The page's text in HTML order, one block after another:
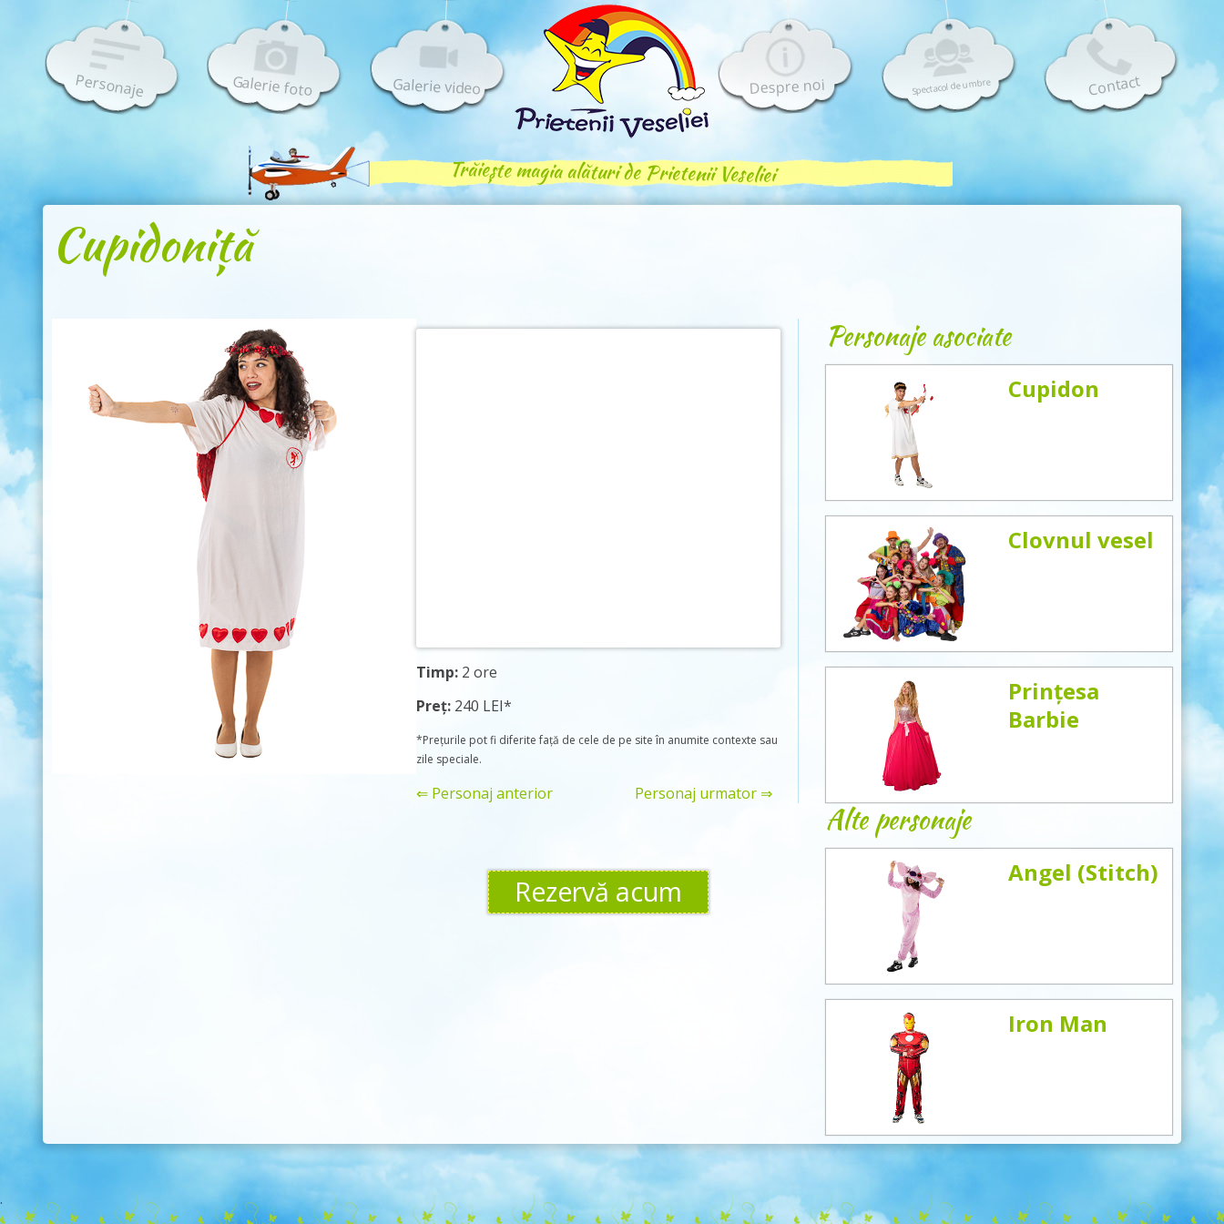
Personaje Galerie foto Galerie video Despre noi Spectacol de umbre Contact
Trăiește magia alături de Prietenii Veseliei
Cupidoniță
Timp: 2 ore
Preț: 240 LEI*
*Prețurile pot fi diferite față de cele de pe site în anumite contexte sau
zile speciale.
Rezervă acum
⇐ Personaj anterior Personaj urmator ⇒
Personaje asociate
Cupidon
Clovnul vesel
Prințesa
Barbie
Alte personaje
Angel (Stitch)
Iron Man